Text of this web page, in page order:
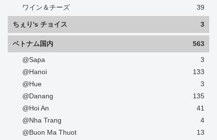
ワイン＆チーズ
39
ちぇり's チョイス 3
ベトナム国内 563
@Sapa
3
@Hanoi
133
@Hue
3
@Danang
135
@Hoi An
41
@Nha Trang
4
@Buon Ma Thuot
13